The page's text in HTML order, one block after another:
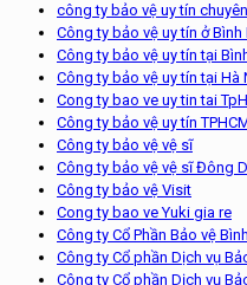
công ty bảo vệ uy tín
Công ty bảo vệ uy tín ở Bình
Công ty bảo vệ uy tín tại
Công ty bảo vệ uy tín tại Hà
Cong ty bao ve uy tin tai
Công ty bảo vệ uy tín
Công ty bảo vệ vệ sĩ
Công ty bảo vệ vệ sĩ Đông
Công ty bảo vệ Visit
Cong ty bao ve Yuki gia re
Công ty Cổ Phần Bảo vệ
Công ty Cổ phần Dịch vụ
Công ty Cổ phần Dịch vụ